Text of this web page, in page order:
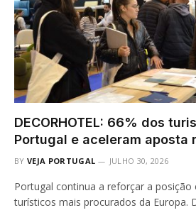
DECORHOTEL: 66% dos
Portugal e aceleram aposta
BY VEJA PORTUGAL JULHO 30, 2026
Portugal continua a reforçar a posição
turísticos mais procurados da Europa.